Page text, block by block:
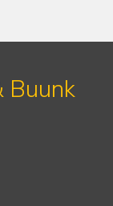
Buunk